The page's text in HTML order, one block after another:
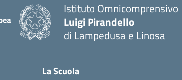
Istituto Omnicomprensivo
Luigi Pirandello
di Lampedusa e Linosa
La Scuola